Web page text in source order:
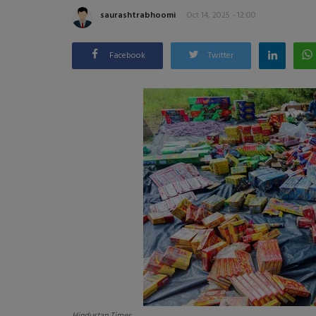
saurashtrabhoomi Oct 14, 2025 - 12:00
Facebook Twitter